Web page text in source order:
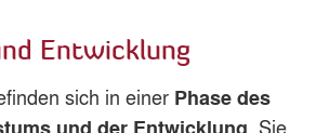
Entwicklung
sich in einer Phase des
und der Entwicklung. Sie